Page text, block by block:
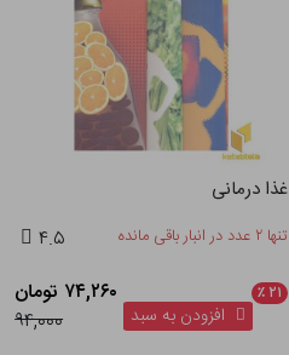
غذا درمانی
تنها ۲ عدد در انبار باقی مانده ۴.۵
۲۱ ٪
۷۴,۲۶۰ تومان
۹۴,۰۰۰
افزودن به سبد